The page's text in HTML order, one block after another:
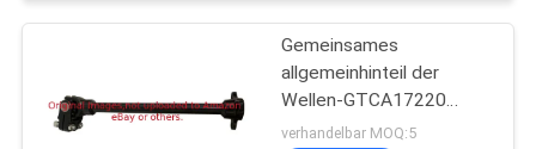
Gemeinsames
allgemeinhinteil der
Wellen-GTCA17220
passt Deere-Mäher
verhandelbar MOQ:5